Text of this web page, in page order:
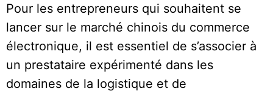
Pour les entrepreneurs qui souhaitent se
lancer sur le marché chinois du commerce
électronique, il est essentiel de s’associer à
un prestataire expérimenté dans les
domaines de la logistique et de